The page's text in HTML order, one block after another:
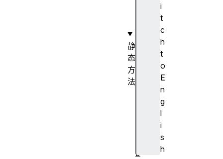
i
t
c
h
t
o
E
n
g
l
i
s
h
静
态
方
法
B